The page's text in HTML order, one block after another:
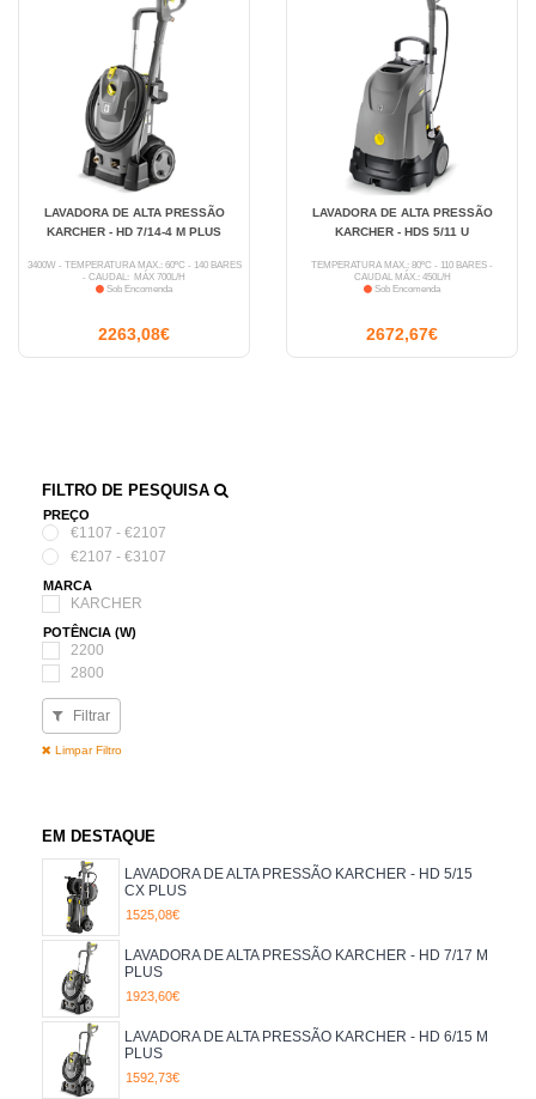
FILTRO DE PESQUISA
PREÇO
€1107 - €2107
€2107 - €3107
MARCA
KARCHER
POTÊNCIA (W)
2200
2800
3100
3400
Filtrar
Limpar Filtro
EM DESTAQUE
LAVADORA DE ALTA PRESSÃO KARCHER - HD 5/15
CX PLUS
1525,08€
LAVADORA DE ALTA PRESSÃO KARCHER - HD 7/17 M
PLUS
1923,60€
LAVADORA DE ALTA PRESSÃO KARCHER - HD 6/15 M
PLUS
1592,73€
LAVADORA DE ALTA PRESSÃO
KARCHER - HD 7/14-4 M PLUS
3400W - TEMPERATURA MÁX.: 60ºC - 140 BARES
- CAUDAL: MÁX 700L/H
Sob Encomenda
2263,08€
LAVADORA DE ALTA PRESSÃO
KARCHER - HDS 5/11 U
TEMPERATURA MÁX.: 80ºC - 110 BARES -
CAUDAL MÁX.: 450L/H
Sob Encomenda
2672,67€